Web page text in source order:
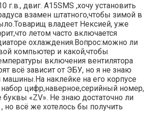
г.в., двиг. A15SMS ,хочу установить
взамен штатного,чтобы зимой в
владеет Нексией, уже
летом часто включается
охлаждения.Вопрос:можно ли
компьютер и какой,чтобы
включения вентилятора
всё зависит от ЭБУ, но я не знаю
наклейке на его корпусе
цифр,наверное,серийный номер,
«ZV». Не знаю достаточно ли
но всё же хотелось бы получить